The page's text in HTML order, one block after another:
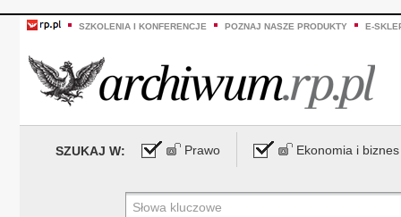
SZKOLENIA I KONFERENCJE POZNAJ NASZE PRODUKTY E-
SZUKAJ W: Prawo Ekonomia i biznes